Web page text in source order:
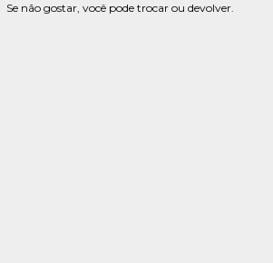
Se não gostar, você pode trocar ou devolver.